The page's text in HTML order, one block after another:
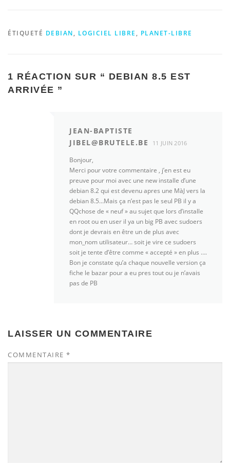
ÉTIQUETÉ DEBIAN, LOGICIEL LIBRE , PLANET-LIBRE
1 RÉACTION SUR “ DEBIAN 8.5 EST
ARRIVÉE ”
JEAN-BAPTISTE
JIBEL@BRUTELE.BE
11 JUIN 2016
Bonjour,
Merci pour votre commentaire , j’en est eu
preuve pour moi avec une new installe d’une
debian 8.2 qui est devenu apres une MàJ vers la
debian 8.5…Mais ça n’est pas le seul PB il y a
QQchose de « neuf » au sujet que lors d’installe
en root ou en user il ya un big PB avec sudoers
dont je devrais en être un de plus avec
mon_nom utilisateur… soit je vire ce sudoers
soit je tente d’être comme « accepté » en plus ….
Bon je constate qu’a chaque nouvelle version ça
fiche le bazar pour a eu pres tout ou je n’avais
pas de PB
LAISSER UN COMMENTAIRE
COMMENTAIRE *